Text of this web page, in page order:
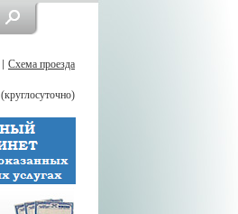
Схема проезда
(круглосуточно)